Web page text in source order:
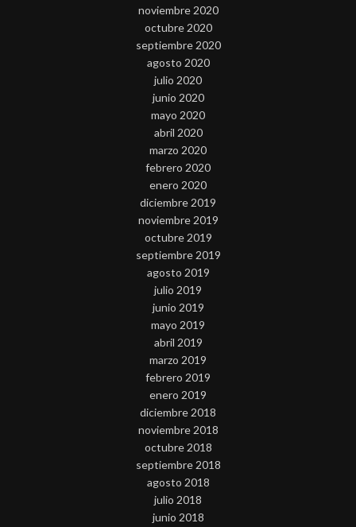
noviembre 2020
octubre 2020
septiembre 2020
agosto 2020
julio 2020
junio 2020
mayo 2020
abril 2020
marzo 2020
febrero 2020
enero 2020
diciembre 2019
noviembre 2019
octubre 2019
septiembre 2019
agosto 2019
julio 2019
junio 2019
mayo 2019
abril 2019
marzo 2019
febrero 2019
enero 2019
diciembre 2018
noviembre 2018
octubre 2018
septiembre 2018
agosto 2018
julio 2018
junio 2018